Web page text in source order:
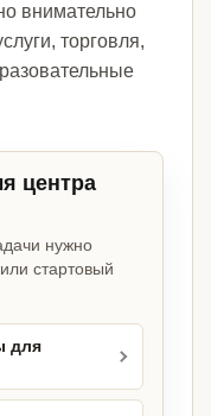
внимательно
торговля,
центра
нужно
стартовый
для